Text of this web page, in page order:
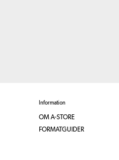
Information
OM A-STORE
FORMATGUIDER